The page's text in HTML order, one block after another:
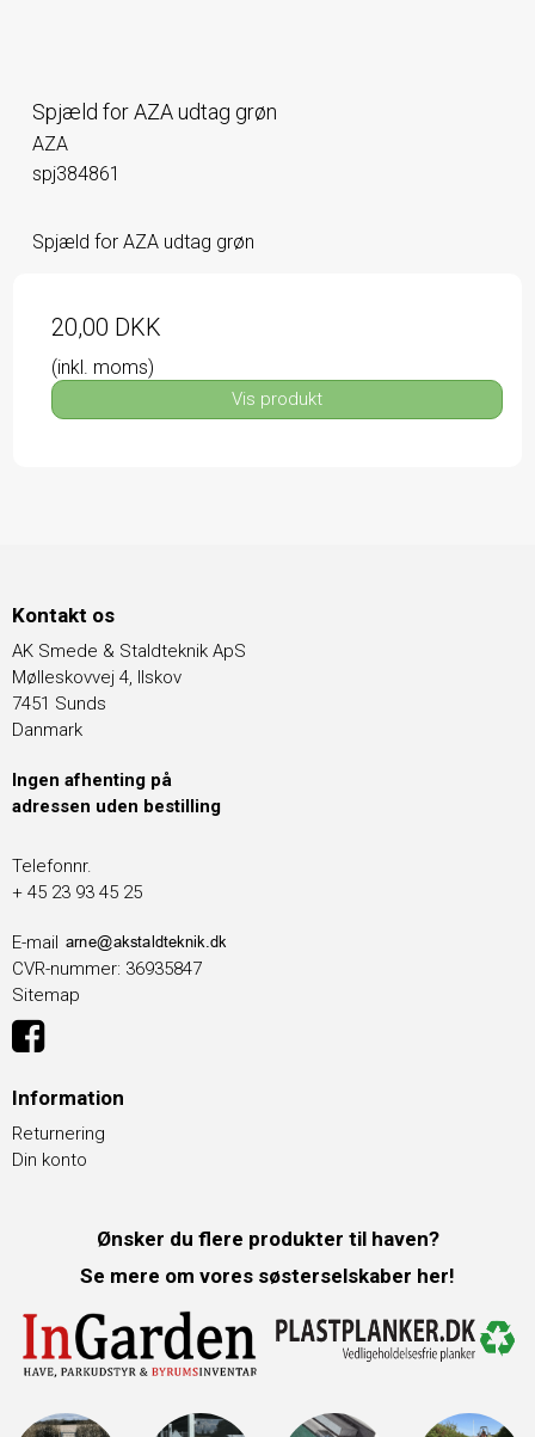
Spjæld for AZA udtag grøn
AZA
spj384861
Spjæld for AZA udtag grøn
20,00 DKK
(inkl. moms)
Vis produkt
Kontakt os
AK Smede & Staldteknik ApS
Mølleskovvej 4, Ilskov
7451 Sunds
Danmark
Ingen afhenting på
adressen uden bestilling
Telefonnr.
+ 45 23 93 45 25
E-mail
CVR-nummer: 36935847
Sitemap
Information
Returnering
Din konto
Ønsker du flere produkter til haven?
Se mere om vores søsterselskaber her!